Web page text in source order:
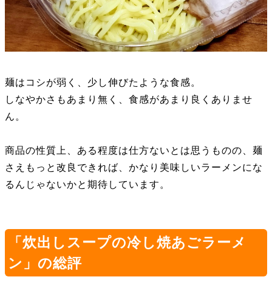
麺はコシが弱く、少し伸びたような食感。
しなやかさもあまり無く、食感があまり良くありませ
ん。
商品の性質上、ある程度は仕方ないとは思うものの、麺
さえもっと改良できれば、かなり美味しいラーメンにな
るんじゃないかと期待しています。
「炊出しスープの冷し焼あごラーメ
ン」の総評